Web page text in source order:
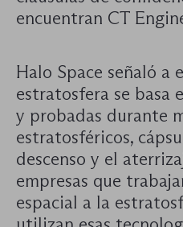
encuentran CT
Halo Space señaló a
estratosfera se basa
y probadas durante
estratosféricos,
descenso y el
empresas que
espacial a la